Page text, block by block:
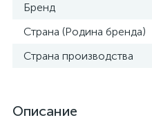
Бренд
Страна (Родина бренда)
Страна производства
Описание